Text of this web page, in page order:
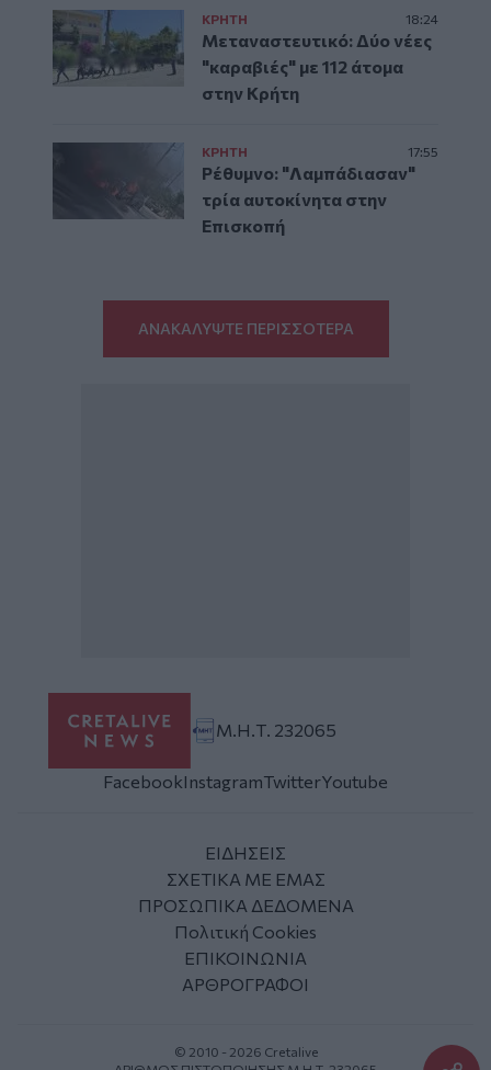
ΚΡΗΤΗ 18:24
Μεταναστευτικό: Δύο νέες
"καραβιές" με 112 άτομα
στην Κρήτη
ΚΡΗΤΗ 17:55
Ρέθυμνο: "Λαμπάδιασαν"
τρία αυτοκίνητα στην
Επισκοπή
ΑΝΑΚΑΛΥΨΤΕ ΠΕΡΙΣΣΟΤΕΡΑ
Μ.Η.Τ. 232065
FacebookInstagramTwitterYoutube
ΕΙΔΗΣΕΙΣ
ΣΧΕΤΙΚΑ ΜΕ ΕΜΑΣ
ΠΡΟΣΩΠΙΚΑ ΔΕΔΟΜΕΝΑ
Πολιτική Cookies
ΕΠΙΚΟΙΝΩΝΙΑ
ΑΡΘΡΟΓΡΑΦΟΙ
© 2010 - 2026 Cretalive